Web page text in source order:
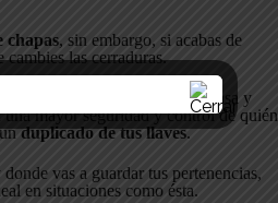
chapas, sin embargo, si acabas de
cambies las cerraduras.
también tenga acceso a esa casa y
mayor seguridad y control de quién
unduplicado de tus llaves.
vas a guardar tus pertenencias,
en situaciones como ésta.